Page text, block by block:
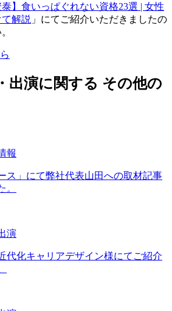
泰】食いっぱぐれない資格23選 | 女性
解説 」にてご紹介いただきましたの
出演に関する その他の
報
ス」にて弊社代表山田への取材記事
。
演
代化キャリアデザイン様にてご紹介